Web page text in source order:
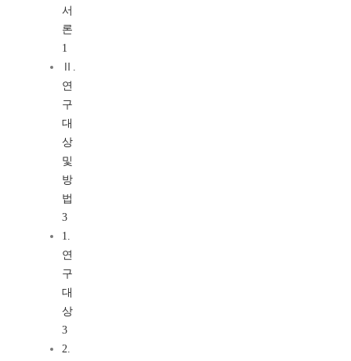
서
론
1
Ⅱ.
연
구
대
상
및
방
법
3
1.
연
구
대
상
3
2.